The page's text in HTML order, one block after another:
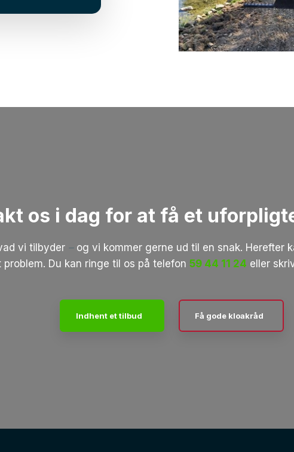
os i dag for at få et
vi tilbyder –og vi kommer gerne ud til en snak. Herefter
Du kan ringe til os på telefon 59 44 11 24 eller
Indhent et tilbud Få gode kloakråd